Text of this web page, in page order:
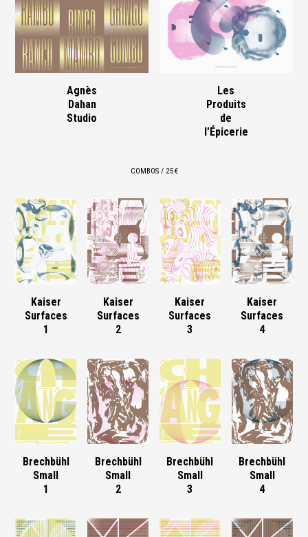
Agnès
Dahan
Studio
Les
Produits
de
l’Épicerie
COMBOS / 25 €
Kaiser
Surfaces
1
Kaiser
Surfaces
2
Kaiser
Surfaces
3
Kaiser
Surfaces
4
Brechbühl
Small
1
Brechbühl
Small
2
Brechbühl
Small
3
Brechbühl
Small
4